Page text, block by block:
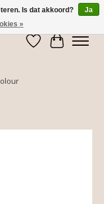
Verlanglijst
Is dat akkoord?
Ja
»